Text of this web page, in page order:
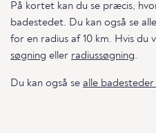
På kortet kan du se præcis,
badestedet. Du kan også se
for en radius af 10 km. Hvis du
søgning eller radiussøgning.
Du kan også se alle